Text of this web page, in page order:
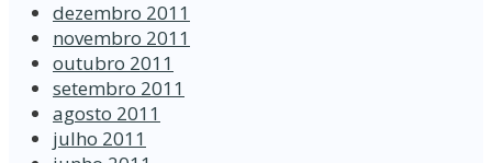
dezembro 2011
novembro 2011
outubro 2011
setembro 2011
agosto 2011
julho 2011